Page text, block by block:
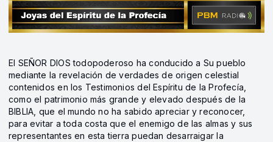
El SEÑOR DIOS todopoderoso ha conducido a Su pueblo
mediante la revelación de verdades de origen celestial
contenidos en los Testimonios del Espíritu de la Profecía,
como el patrimonio más grande y elevado después de la
BIBLIA, que el mundo no ha sabido apreciar y reconocer,
para evitar a toda costa que el enemigo de las almas y sus
representantes en esta tierra puedan desarraigar la